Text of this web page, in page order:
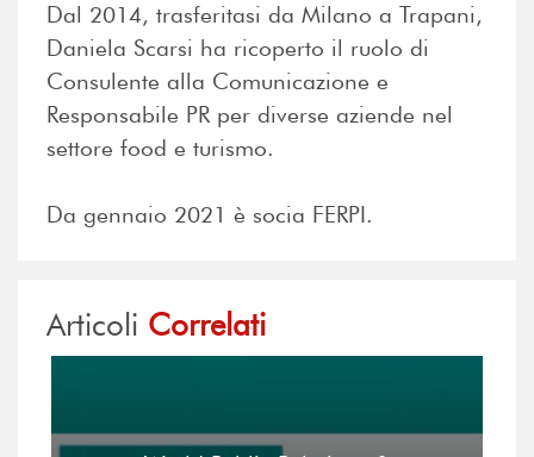
Dal 2014, trasferitasi da Milano a Trapani,
Daniela Scarsi ha ricoperto il ruolo di
Consulente alla Comunicazione e
Responsabile PR per diverse aziende nel
settore food e turismo.
Da gennaio 2021 è socia FERPI.
Articoli Correlati